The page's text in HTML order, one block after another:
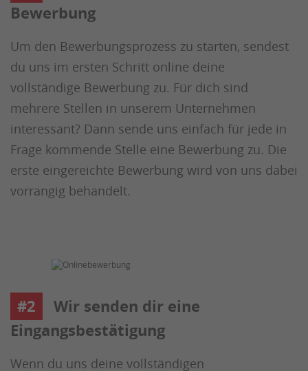
Bewerbung
Um den Bewerbungsprozess zu starten, sendest
du uns im ersten Schritt online deine
vollständige Bewerbung zu. Für dich sind
mehrere Stellen in unserem Unternehmen
interessant? Dann sende uns einfach für jede in
Frage kommende Stelle eine Bewerbung zu. Die
erste eingereichte Bewerbung wird von uns dabei
vorrangig behandelt.
#2
Wir senden dir eine
Eingangsbestätigung
Wenn du uns deine vollständigen